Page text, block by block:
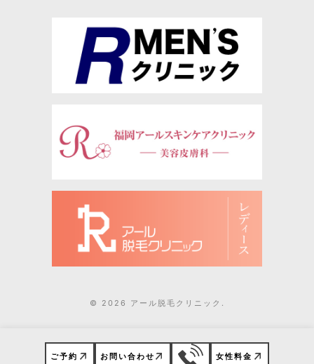
ご予約 お問い合わせ 女性料金
© 2026 アール脱毛クリニック.